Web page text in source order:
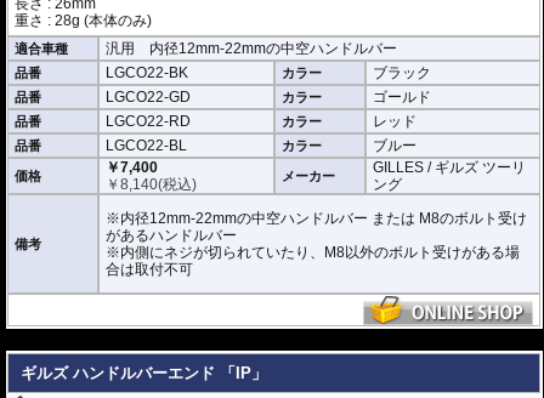
長さ : 26mm
重さ : 28g (本体のみ)
適合車種 汎用 内径12mm-22mmの中空ハンドルバー
品番 LGCO22-BK カラー ブラック
品番 LGCO22-GD カラー ゴールド
品番 LGCO22-RD カラー レッド
品番 LGCO22-BL カラー ブルー
価格
￥7,400
￥8,140(税込) メーカー
GILLES / ギルズ ツーリ
ング
備考
※内径12mm-22mmの中空ハンドルバー または M8のボルト受け
があるハンドルバー
※内側にネジが切られていたり、M8以外のボルト受けがある場
合は取付不可
ギルズ ハンドルバーエンド 「IP」